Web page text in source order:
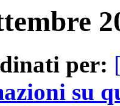
per:
su